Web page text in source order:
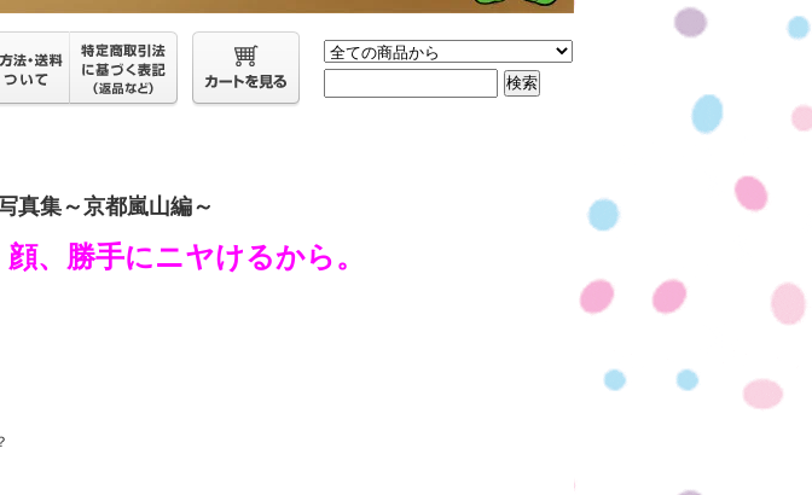
真集～京都嵐山編～
、勝手にニヤけるから。